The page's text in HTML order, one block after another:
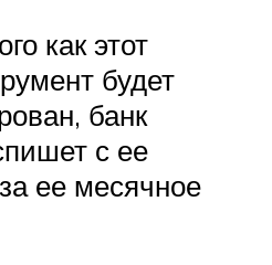
как этот
будет
банк
с ее
ее месячное